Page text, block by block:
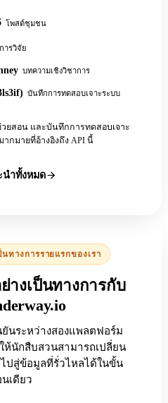
โพสต์ชุมชน
ารวิจัย
บทความเชิงวิชาการ
บันทึกการทดสอบเจาะระบบ
ยสอน และบันทึกการทดสอบเจาะ
ากมายที่อ้างอิงถึง API นี้
ำทั้งหมด
ทางการรายแรกของเรา
างเป็นทางการกับ
นระหว่างสองแพลตฟอร์ม
ห้นักสืบสวนสามารถเปลี่ยน
ปสู่ข้อมูลที่รั่วไหลได้ในขั้น
เดียว